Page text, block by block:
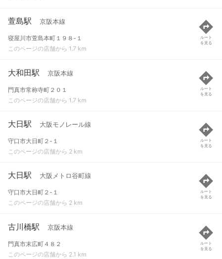
萱島駅 京阪本線
寝屋川市萱島本町１９８-１
このページの店舗から 1.7 km
ルート
を見る
大和田駅 京阪本線
門真市常称寺町２０１
このページの店舗から 1.7 km
ルート
を見る
大日駅 大阪モノレール線
守口市大日町２-１
このページの店舗から 2 km
ルート
を見る
大日駅 大阪メトロ谷町線
守口市大日町２-１
このページの店舗から 2 km
ルート
を見る
古川橋駅 京阪本線
門真市末広町４８２
このページの店舗から 2.1 km
ルート
を見る